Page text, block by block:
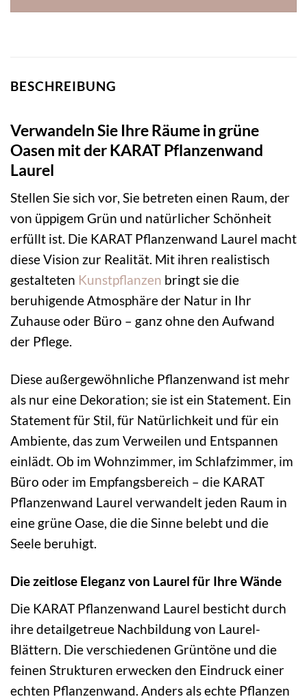
BESCHREIBUNG
Verwandeln Sie Ihre Räume in grüne
Oasen mit der KARAT Pflanzenwand
Laurel
Stellen Sie sich vor, Sie betreten einen Raum, der
von üppigem Grün und natürlicher Schönheit
erfüllt ist. Die KARAT Pflanzenwand Laurel macht
diese Vision zur Realität. Mit ihren realistisch
gestalteten Kunstpflanzen bringt sie die
beruhigende Atmosphäre der Natur in Ihr
Zuhause oder Büro – ganz ohne den Aufwand
der Pflege.
Diese außergewöhnliche Pflanzenwand ist mehr
als nur eine Dekoration; sie ist ein Statement. Ein
Statement für Stil, für Natürlichkeit und für ein
Ambiente, das zum Verweilen und Entspannen
einlädt. Ob im Wohnzimmer, im Schlafzimmer, im
Büro oder im Empfangsbereich – die KARAT
Pflanzenwand Laurel verwandelt jeden Raum in
eine grüne Oase, die die Sinne belebt und die
Seele beruhigt.
Die zeitlose Eleganz von Laurel für Ihre Wände
Die KARAT Pflanzenwand Laurel besticht durch
ihre detailgetreue Nachbildung von Laurel-
Blättern. Die verschiedenen Grüntöne und die
feinen Strukturen erwecken den Eindruck einer
echten Pflanzenwand. Anders als echte Pflanzen